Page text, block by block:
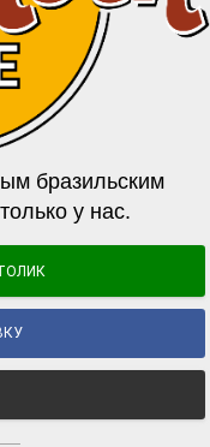
бразильским
у нас.